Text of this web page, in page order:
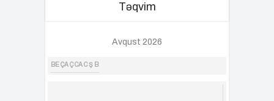
Təqvim
Avqust 2026
BE ÇA Ç CA C Ş B